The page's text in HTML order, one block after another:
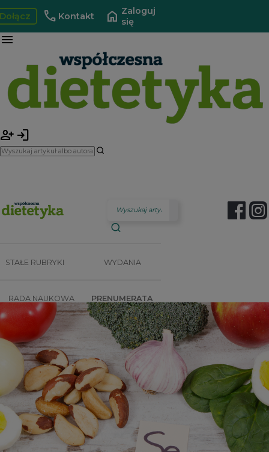
call Kontakt home Zaloguj
się
menu
person_add login
STAŁE RUBRYKI WYDANIA
RADA NAUKOWA PRENUMERATA
SZKOLENIA SKLEP